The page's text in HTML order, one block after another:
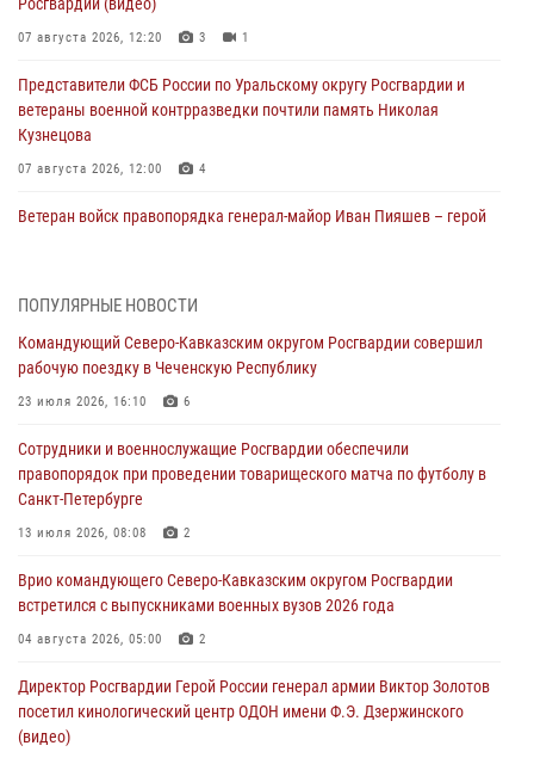
07 августа 2026, 12:20 3 1
Представители ФСБ России по Уральскому округу Росгвардии и
ветераны военной контрразведки почтили память Николая
Кузнецова
07 августа 2026, 12:00 4
Ветеран войск правопорядка генерал-майор Иван Пияшев – герой
Смольного собора в Санкт-Петербурге (видео)
07 августа 2026, 11:34
взрывобезопасности
07 августа 2026, 11:33
Рэпер ST посетил раненых росгвардейцев в Главном военном
07 августа 2026, 11:18 2
В Ставрополе офицеры Росгвардии стали участниками пресс-
07 августа 2026, 11:00
ПОПУЛЯРНЫЕ НОВОСТИ
Командующий Северо-Кавказским округом Росгвардии совершил
рабочую поездку в Чеченскую Республику
23 июля 2026, 16:10 6
Сотрудники и военнослужащие Росгвардии обеспечили
правопорядок при проведении товарищеского матча по футболу в
Санкт-Петербурге
13 июля 2026, 08:08 2
Врио командующего Северо-Кавказским округом Росгвардии
встретился с выпускниками военных вузов 2026 года
04 августа 2026, 05:00 2
Директор Росгвардии Герой России генерал армии Виктор Золотов
посетил кинологический центр ОДОН имени Ф.Э. Дзержинского
(видео)